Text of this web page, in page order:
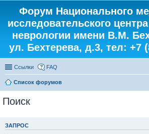
Форум Национального
исследовательского
неврологии имени В.М.
ул. Бехтерева, д.3, тел: +7
Ссылки FAQ
Список форумов
Поиск
ЗАПРОС